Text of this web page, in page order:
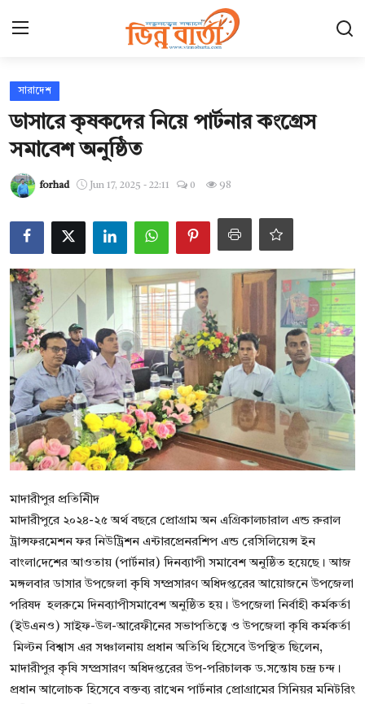
ছবি ঘর
যোগাযোগ
আন্তর্জাতিক
খেলা
সারাদেশ
বিনোদন
বাণিজ্য
শিল্প ও সাহিত্য
জাতীয়
রাজনীতি
সারাদেশ
ডাসারে কৃষকদের নিয়ে পার্টনার কংগ্রেস
সমাবেশ অনুষ্ঠিত
forhad Jun 17, 2025 - 22:11 0 98
মাদারীপুর প্রতিনিীদ
মাদারীপুরে ২০২৪-২৫ অর্থ বছরে প্রোগ্রাম অন এগ্রিকালচারাল এন্ড রুরাল
ট্রান্সফরমেশন ফর নিউট্রিশন এন্টারপ্রেনরশিপ এন্ড রেসিলিয়েন্স ইন
বাংলা‌দেশের আওতায় (পার্টনার) দিনব্যাপী সমাবেশ অনুষ্ঠিত হয়েছে। আজ
মঙ্গলবার ডাসার উপজেলা কৃষি সম্প্রসারণ অধিদপ্তরের আয়োজনে উপজেলা
পরিষদ হলরুমে দিনব্যাপীসমাবেশ অনুষ্ঠিত হয়। উপজেলা নির্বাহী কর্মকর্তা
(ইউএনও) সাইফ-উল-আরেফীনের সভাপতিত্বে ও উপজেলা কৃষি কর্মকর্তা
মিল্টন বিশ্বাস এর সঞ্চালনায় প্রধান অতিথি হিসেবে উপস্থিত ছিলেন,
মাদারীপুর কৃষি সম্প্রসারণ অধিদপ্তরের উপ-পরিচালক ড.সন্তোষ চন্দ্র চন্দ।
প্রধান আলোচক হিসেবে বক্তব্য রাখেন পার্টনার প্রোগ্রামের সিনিয়র মনিটরিং